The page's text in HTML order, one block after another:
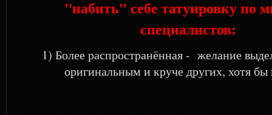
"набить" себе татуировку по
специалистов:
1) Более распространённая - желание
оригинальным и круче других, хотя